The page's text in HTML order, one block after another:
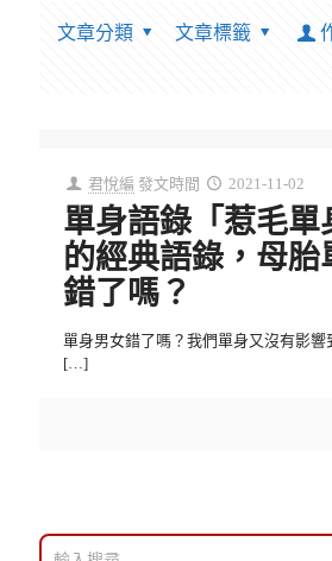
文章分類 文章標籤
君悅編 發文時間 2021-11-02
單身語錄「惹毛單
的經典語錄，母胎
錯了嗎？
單身男女錯了嗎？我們單身又沒有影響
[…]